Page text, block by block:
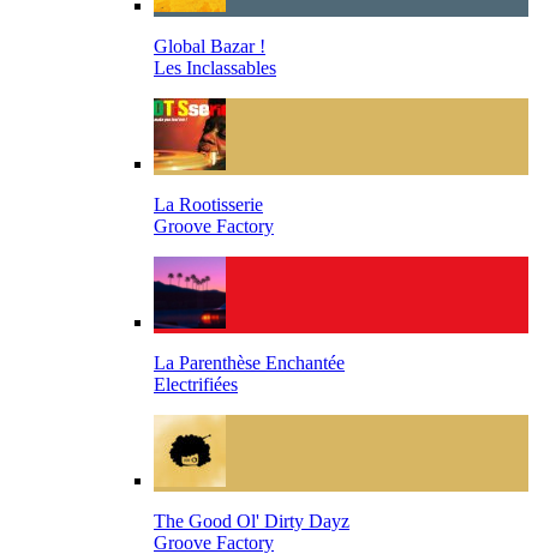
Global Bazar !
Les Inclassables
La Rootisserie
Groove Factory
La Parenthèse Enchantée
Electrifiées
The Good Ol' Dirty Dayz
Groove Factory